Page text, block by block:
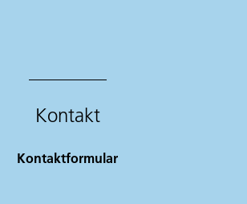
Kontakt
Kontaktformular